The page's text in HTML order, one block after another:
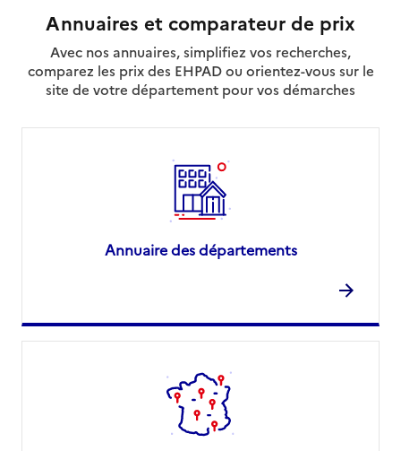
Annuaires et comparateur de prix
Avec nos annuaires, simplifiez vos recherches,
comparez les prix des EHPAD ou orientez-vous sur le
site de votre département pour vos démarches
Annuaire des départements